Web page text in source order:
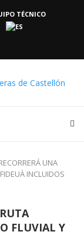
TÉCNICO
UNA
INCLUIDOS
FLUVIAL Y